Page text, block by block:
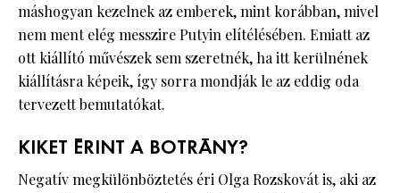
máshogyan kezelnek az emberek, mint korábban, mivel
nem ment elég messzire Putyin elítélésében. Emiatt az
ott kiállító művészek sem szeretnék, ha itt kerülnének
kiállításra képeik, így sorra mondják le az eddig oda
tervezett bemutatókat.
KIKET ÉRINT A BOTRÁNY?
Negatív megkülönböztetés éri Olga Rozskovát is, aki az